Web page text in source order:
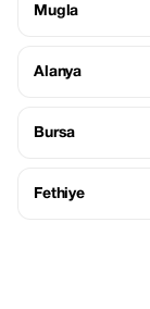
Mugla
Alanya
Bursa
Fethiye